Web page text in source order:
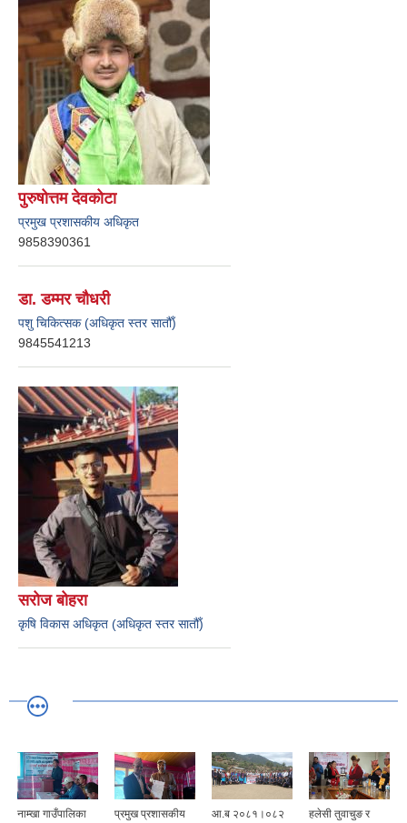
पुरुषोत्तम देवकोटा
प्रमुख प्रशासकीय अधिकृत
9858390361
डा. डम्मर चौधरी
पशु चिकित्सक (अधिकृत स्तर सातौँ)
9845541213
सरोज बोहरा
कृषि विकास अधिकृत (अधिकृत स्तर सातौँ)
नाम्खा गाउँपालिका प्रमुख प्रशासकीय आ.ब २०८१।०८२ हलेसी तुवाचुङ र